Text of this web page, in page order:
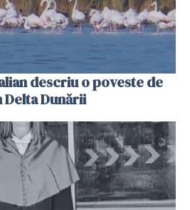
descriu o poveste de
Dunării